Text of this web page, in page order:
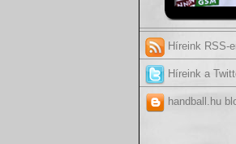
Híreink RSS-
Híreink a
handball.hu